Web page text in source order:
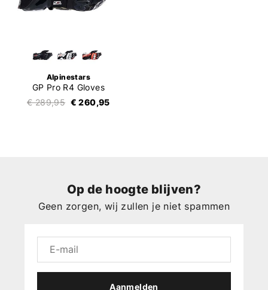
Alpinestars
GP Pro R4 Gloves
€ 289,95 € 260,95
Op de hoogte blijven?
Geen zorgen, wij zullen je niet spammen
Aanmelden